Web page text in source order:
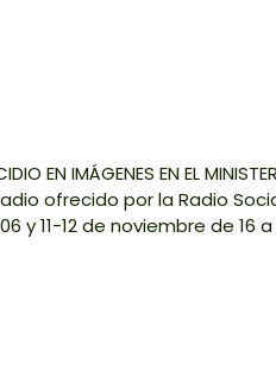
EN IMÁGENES EN EL
ofrecido por la Radio
y 11-12 de noviembre de 16 a